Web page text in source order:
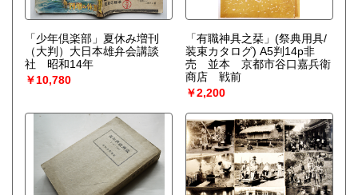
「少年倶楽部」夏休み増刊
（大判）大日本雄弁会講談
社 昭和14年
￥10,780
「有職神具之栞」(祭典用具/
装束カタログ) A5判14p非
売 並本 京都市谷口嘉兵衛
商店 戦前
￥2,200